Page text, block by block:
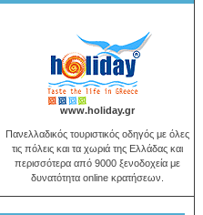
www.holiday.gr
Πανελλαδικός τουριστικός οδηγός με όλες
τις πόλεις και τα χωριά της Ελλάδας και
περισσότερα από 9000 ξενοδοχεία με
δυνατότητα online κρατήσεων.